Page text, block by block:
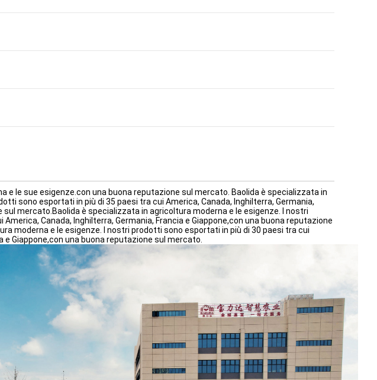
e le sue esigenze.con una buona reputazione sul mercato. Baolida è specializzata in
sono esportati in più di 35 paesi tra cui America, Canada, Inghilterra, Germania,
sul mercato.Baolida è specializzata in agricoltura moderna e le esigenze. I nostri
Canada, Inghilterra, Germania, Francia e Giappone,con una buona reputazione
moderna e le esigenze. I nostri prodotti sono esportati in più di 30 paesi tra cui
e Giappone,con una buona reputazione sul mercato.